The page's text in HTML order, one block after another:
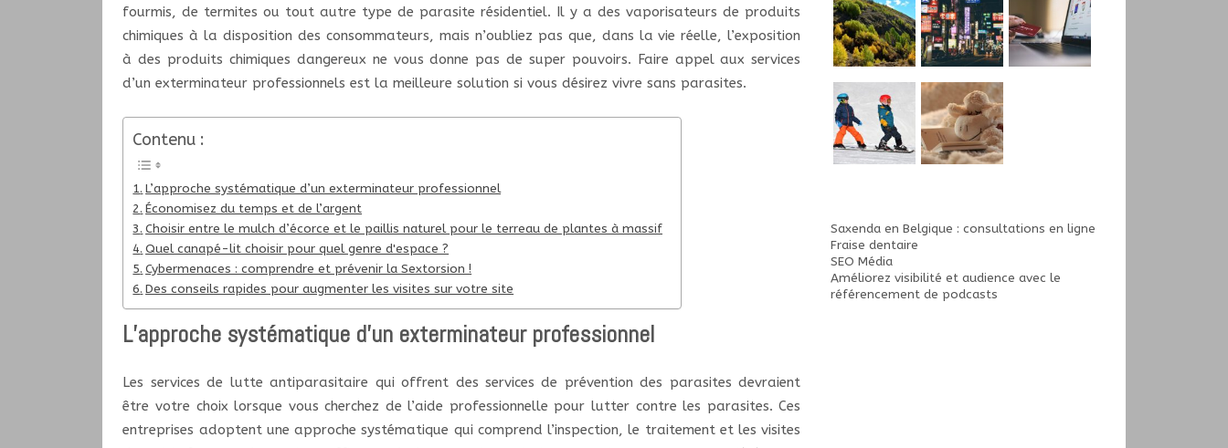
fourmis, de termites ou tout autre type de parasite résidentiel. Il y a des vaporisateurs de produits
chimiques à la disposition des consommateurs, mais n’oubliez pas que, dans la vie réelle, l’exposition
à des produits chimiques dangereux ne vous donne pas de super pouvoirs. Faire appel aux services
d’un exterminateur professionnels est la meilleure solution si vous désirez vivre sans parasites.
Contenu :
L’approche systématique d’un exterminateur professionnel
Économisez du temps et de l’argent
Choisir entre le mulch d’écorce et le paillis naturel pour le terreau de plantes à massif
Quel canapé-lit choisir pour quel genre d'espace ?
Cybermenaces : comprendre et prévenir la Sextorsion !
Des conseils rapides pour augmenter les visites sur votre site
L’approche systématique d’un exterminateur professionnel
Les services de lutte antiparasitaire qui offrent des services de prévention des parasites devraient
être votre choix lorsque vous cherchez de l’aide professionnelle pour lutter contre les parasites. Ces
entreprises adoptent une approche systématique qui comprend l’inspection, le traitement et les visites
Saxenda en Belgique : consultations en ligne
Fraise dentaire
SEO Média
Améliorez visibilité et audience avec le
référencement de podcasts